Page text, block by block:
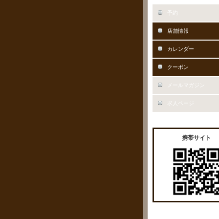
予約
店舗情報
カレンダー
クーポン
メールマガジン
求人ページ
携帯サイト